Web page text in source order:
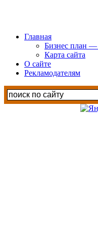
Главная
Бизнес план
Карта сайта
О сайте
Рекламодателям